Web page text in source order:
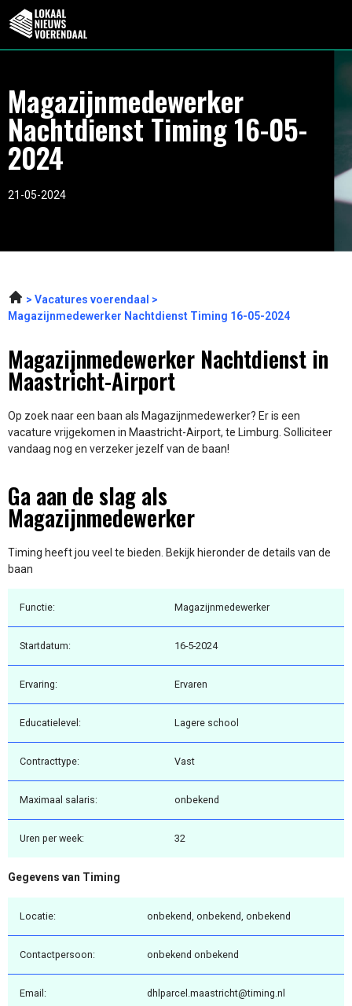
Magazijnmedewerker
Nachtdienst Timing 16-05-
2024
21-05-2024
Vacatures voerendaal
Magazijnmedewerker Nachtdienst Timing 16-05-2024
Magazijnmedewerker Nachtdienst in
Maastricht-Airport
Op zoek naar een baan als Magazijnmedewerker? Er is een
vacature vrijgekomen in Maastricht-Airport, te Limburg. Solliciteer
vandaag nog en verzeker jezelf van de baan!
Ga aan de slag als
Magazijnmedewerker
Timing heeft jou veel te bieden. Bekijk hieronder de details van de
baan
Functie: Magazijnmedewerker
Startdatum: 16-5-2024
Ervaring: Ervaren
Educatielevel: Lagere school
Contracttype: Vast
Maximaal salaris: onbekend
Uren per week: 32
Gegevens van Timing
Locatie: onbekend, onbekend, onbekend
Contactpersoon: onbekend onbekend
Email: dhlparcel.maastricht@timing.nl